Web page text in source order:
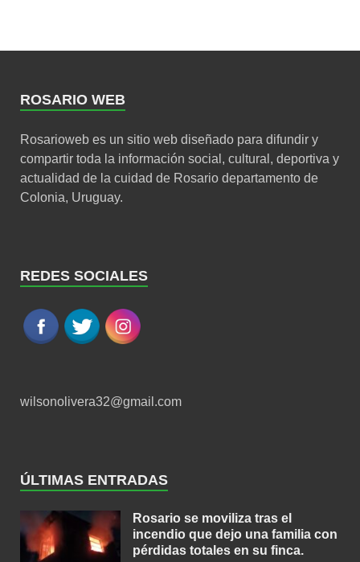
ROSARIO WEB
Rosarioweb es un sitio web diseñado para difundir y
compartir toda la información social, cultural, deportiva y
actualidad de la cuidad de Rosario departamento de
Colonia, Uruguay.
REDES SOCIALES
wilsonolivera32@gmail.com
ÚLTIMAS ENTRADAS
Rosario se moviliza tras el
incendio que dejo una familia con
pérdidas totales en su finca.